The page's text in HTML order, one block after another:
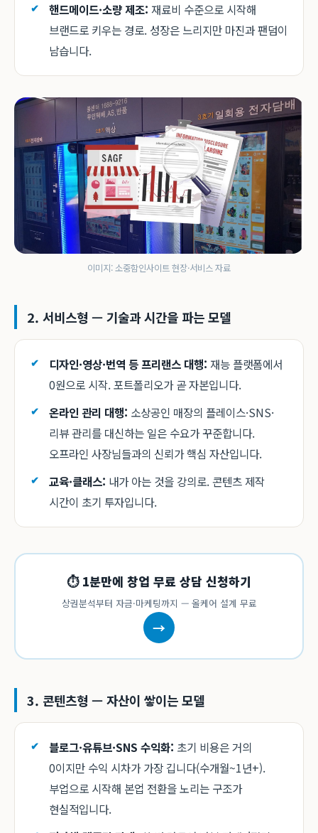
핸드메이드·소량 제조: 재료비 수준으로 시작해
브랜드로 키우는 경로. 성장은 느리지만 마진과 팬덤이
남습니다.
이미지: 소중함인사이트 현장·서비스 자료
2. 서비스형 — 기술과 시간을 파는 모델
디자인·영상·번역 등 프리랜스 대행: 재능 플랫폼에서
0원으로 시작. 포트폴리오가 곧 자본입니다.
온라인 관리 대행: 소상공인 매장의 플레이스·SNS·
리뷰 관리를 대신하는 일은 수요가 꾸준합니다.
오프라인 사장님들과의 신뢰가 핵심 자산입니다.
교육·클래스: 내가 아는 것을 강의로. 콘텐츠 제작
시간이 초기 투자입니다.
⏱ 1분만에 창업 무료 상담 신청하기
상권분석부터 자금·마케팅까지 — 올케어 설계 무료
→
3. 콘텐츠형 — 자산이 쌓이는 모델
블로그·유튜브·SNS 수익화: 초기 비용은 거의
0이지만 수익 시차가 가장 깁니다(수개월~1년+).
부업으로 시작해 본업 전환을 노리는 구조가
현실적입니다.